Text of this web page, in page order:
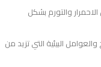
والتورم بشكل
البيئية التي تزيد من